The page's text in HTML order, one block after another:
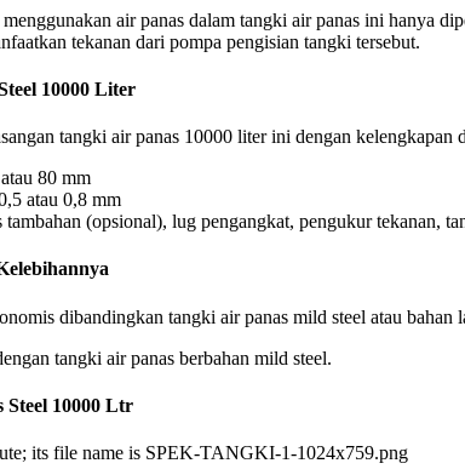
air panas dalam tangki air panas ini hanya
tekanan dari pompa pengisian tangki tersebut.
10000 Liter
tangki air panas 10000 liter ini dengan kelengkapan
80 mm
atau 0,8 mm
(opsional), lug pengangkat, pengukur tekanan,
dibandingkan tangki air panas mild steel atau bahan
tangki air panas berbahan mild steel.
Steel 10000 Ltr